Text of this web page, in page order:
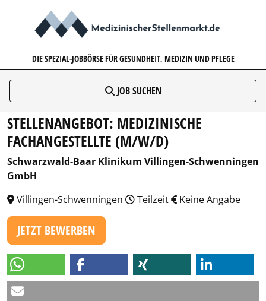
DIE SPEZIAL-JOBBÖRSE FÜR GESUNDHEIT, MEDIZIN UND PFLEGE
JOB SUCHEN
STELLENANGEBOT: MEDIZINISCHE
FACHANGESTELLTE (M/W/D)
Schwarzwald-Baar Klinikum Villingen-Schwenningen
GmbH
Villingen-Schwenningen
Teilzeit Keine Angabe
JETZT BEWERBEN